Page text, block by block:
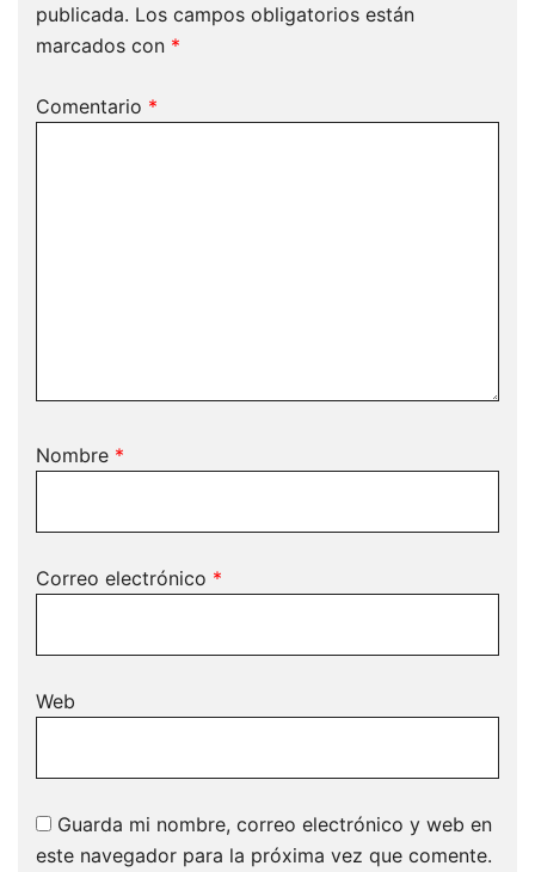
publicada. Los campos obligatorios están
marcados con *
Comentario *
Nombre *
Correo electrónico *
Web
Guarda mi nombre, correo electrónico y web en
este navegador para la próxima vez que comente.